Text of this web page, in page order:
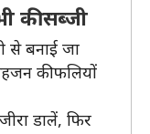
की सब्जी
से बनाई जा
की फलियों
डालें, फिर